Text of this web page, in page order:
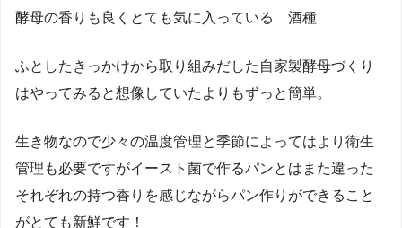
酵母の香りも良くとても気に入っている 酒種
ふとしたきっかけから取り組みだした自家製酵母づくり
はやってみると想像していたよりもずっと簡単。
生き物なので少々の温度管理と季節によってはより衛生
管理も必要ですがイースト菌で作るパンとはまた違った
それぞれの持つ香りを感じながらパン作りができること
がとても新鮮です！